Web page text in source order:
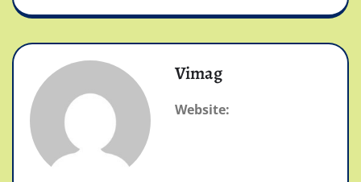
Vimag
Website: